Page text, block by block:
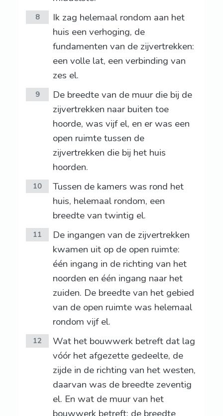
8
Ik zag helemaal rondom aan het
huis een verhoging, de
fundamenten van de zijvertrekken:
een volle lat, een verbinding van
zes el.
9
De breedte van de muur die bij de
zijvertrekken naar buiten toe
hoorde, was vijf el, en er was een
open ruimte tussen de
zijvertrekken die bij het huis
hoorden.
10
Tussen de kamers was rond het
huis, helemaal rondom, een
breedte van twintig el.
11
De ingangen van de zijvertrekken
kwamen uit op de open ruimte:
één ingang in de richting van het
noorden en één ingang naar het
zuiden. De breedte van het gebied
van de open ruimte was helemaal
rondom vijf el.
12
Wat het bouwwerk betreft dat lag
vóór het afgezette gedeelte, de
zijde in de richting van het westen,
daarvan was de breedte zeventig
el. En wat de muur van het